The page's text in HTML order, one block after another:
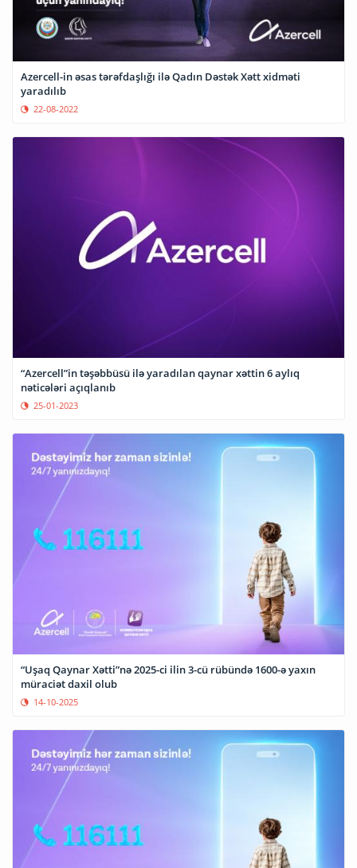
Azercell-in əsas tərəfdaşlığı ilə Qadın Dəstək Xətt xidməti
yaradılıb
22-08-2022
“Azercell”in təşəbbüsü ilə yaradılan qaynar xəttin 6 aylıq
nəticələri açıqlanıb
25-01-2023
“Uşaq Qaynar Xətti”nə 2025-ci ilin 3-cü rübündə 1600-ə yaxın
müraciət daxil olub
14-10-2025